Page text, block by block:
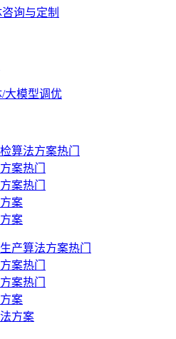
询与定制
大模型调优
算法方案热门
案热门
案热门
案
案
产算法方案热门
案热门
案热门
案
方案